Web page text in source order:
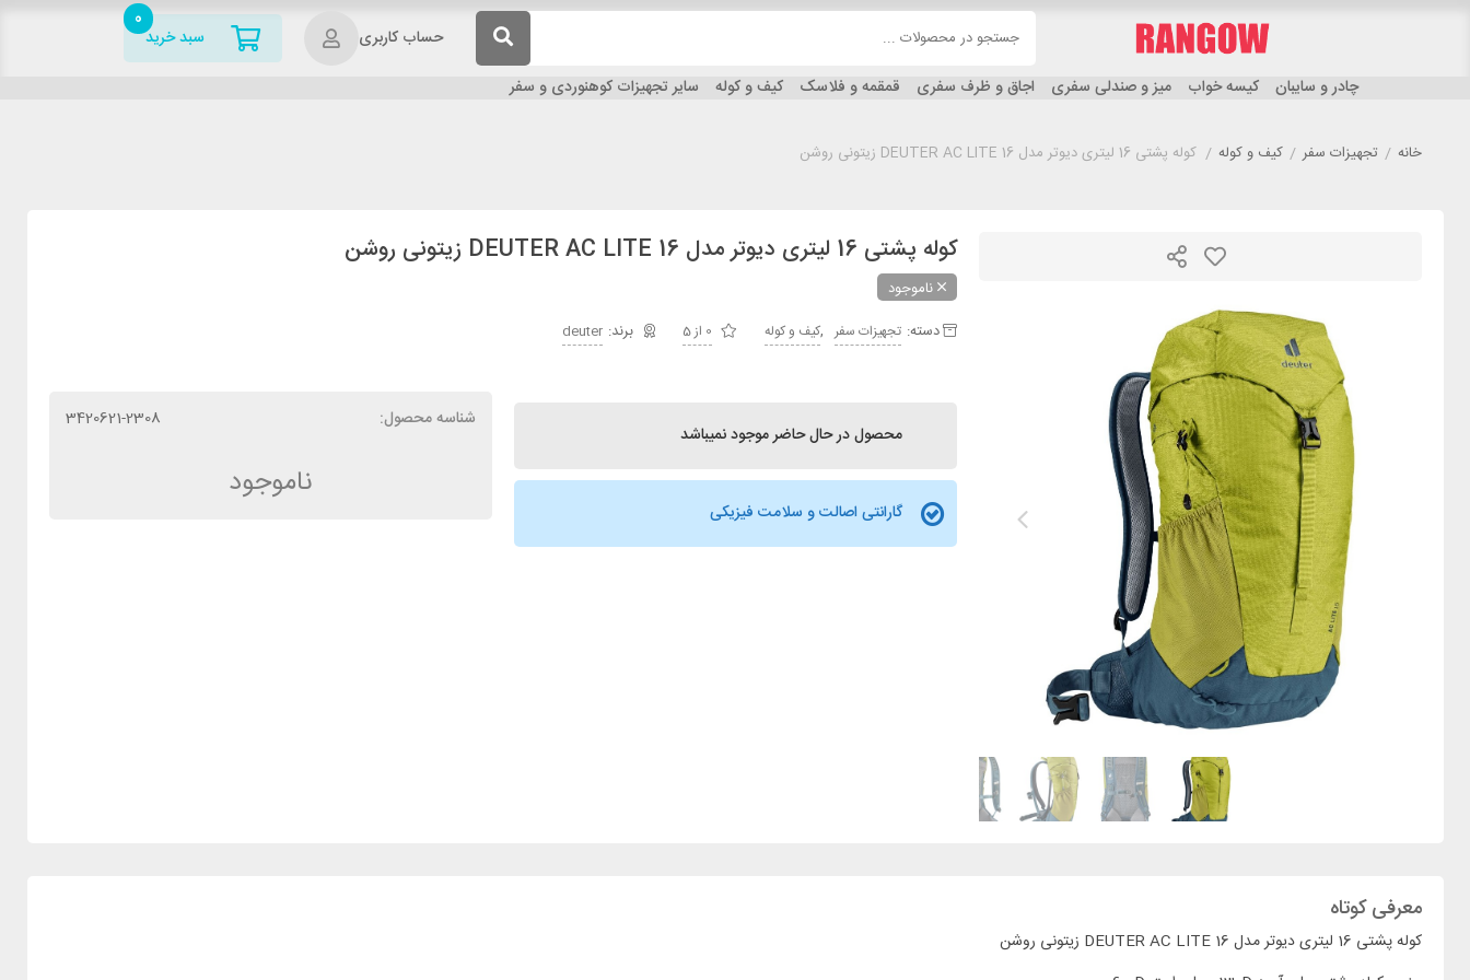
حساب کاربری سبد خرید
0
چادر و سایبان کیسه خواب میز و صندلی سفری اجاق و ظرف سفری قمقمه و فلاسک کیف و کوله سایر تجهیزات کوهنوردی و سفر
خانه / تجهیزات سفر / کیف و کوله / کوله پشتی 16 لیتری دیوتر مدل DEUTER AC LITE 16 زیتونی روشن
کوله پشتی 16 لیتری دیوتر مدل DEUTER AC LITE 16 زیتونی روشن
ناموجود
دسته: تجهیزات سفر ,کیف و کوله 0 از 5 deuter
محصول در حال حاضر موجود نمیباشد
گارانتی اصالت و سلامت فیزیکی
شناسه محصول: 3420621-2308
ناموجود
معرفی کوتاه
کوله پشتی 16 لیتری دیوتر مدل DEUTER AC LITE 16 زیتونی روشن